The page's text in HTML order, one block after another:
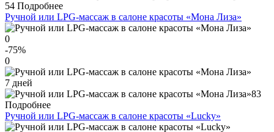
54 Подробнее
Ручной или LPG-массаж в салоне красоты «Мона Лиза»
0
-75%
0
7 дней
83
Подробнее
Ручной или LPG-массаж в салоне красоты «Lucky»